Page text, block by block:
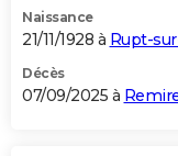
Naissance
21/11/1928 à Rupt-
Décès
07/09/2025 à